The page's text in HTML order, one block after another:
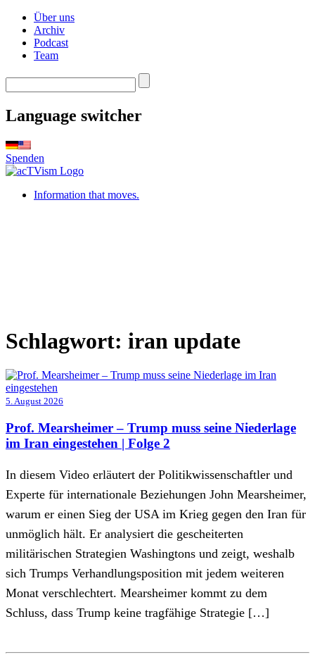
Über uns
Archiv
Podcast
Team
Language switcher
Spenden
Information that moves.
Schlagwort: iran update
5. August 2026
Prof. Mearsheimer – Trump muss seine Niederlage
im Iran eingestehen | Folge 2
In diesem Video erläutert der Politikwissenschaftler und
Experte für internationale Beziehungen John Mearsheimer,
warum er einen Sieg der USA im Krieg gegen den Iran für
unmöglich hält. Er analysiert die gescheiterten
militärischen Strategien Washingtons und zeigt, weshalb
sich Trumps Verhandlungsposition mit jedem weiteren
Monat verschlechtert. Mearsheimer kommt zu dem
Schluss, dass Trump keine tragfähige Strategie […]